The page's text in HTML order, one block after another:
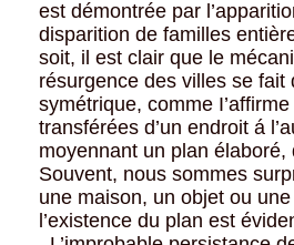
est démontrée par
disparition de familles
soit, il est clair que le
résurgence des villes se
symétrique, comme
transférées d’un endroit á
moyennant un plan
Souvent, nous sommes
une maison, un objet ou
l’existence du plan est